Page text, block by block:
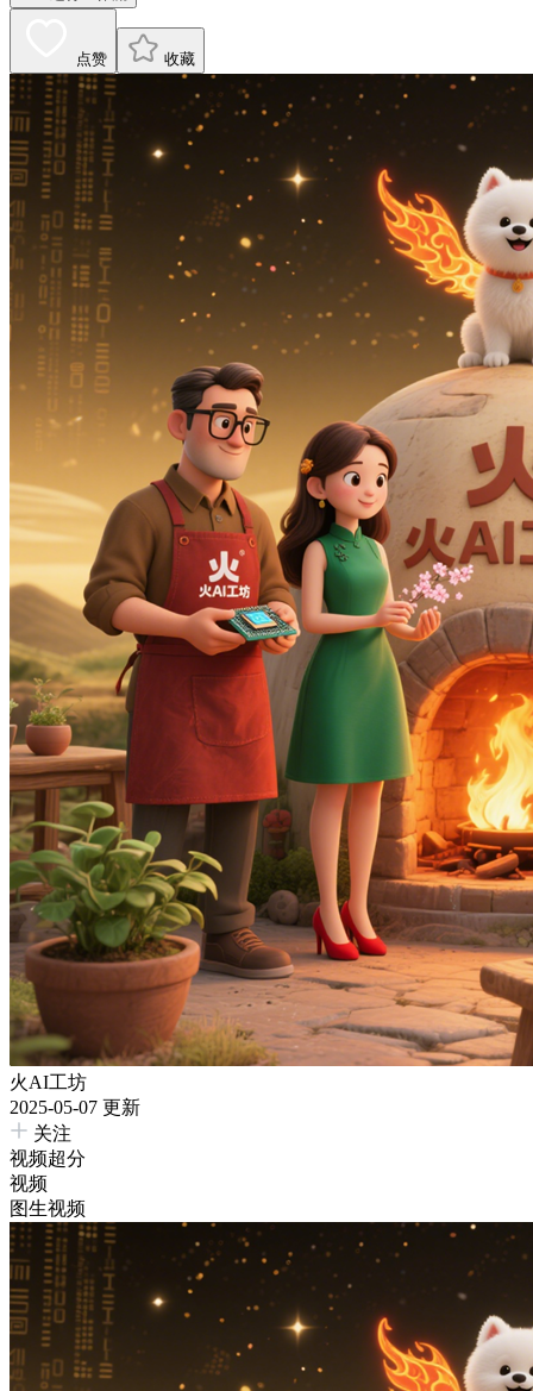
点赞 收藏
火AI工坊
2025-05-07 更新
关注
视频超分
视频
图生视频